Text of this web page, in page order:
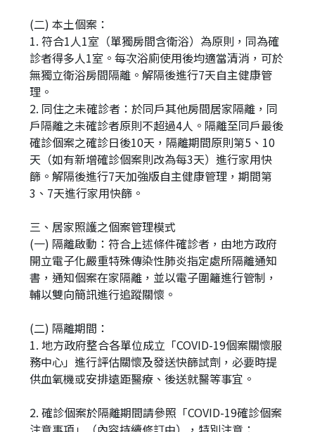
(二) 本土個案：
1. 符合1人1室（單獨房間含衛浴）為原則，同為確
診者得多人1室。每次浴廁使用後均適當清消，可於
無獨立衛浴房間隔離。解隔後進行7天自主健康管
理。
2. 同住之未確診者：於同戶其他房間居家隔離，同
戶隔離之未確診者原則不超過4人。隔離至同戶最後
確診個案之確診日後10天，隔離期間原則第5、10
天（如有新增確診個案則改為每3天）進行家用快
篩。解隔後進行7天加強版自主健康管理，期間第
3、7天進行家用快篩。
三、居家照護之個案管理模式
(一) 隔離啟動：符合上述條件確診者，由地方政府
開立電子化嚴重特殊傳染性肺炎指定處所隔離通知
書，通知個案在家隔離，並以電子圍籬進行管制，
輔以雙向簡訊進行追蹤關懷。
(二) 隔離期間：
1. 地方政府整合各單位成立「COVID-19個案關懷服
務中心」進行評估關懷及發送快篩試劑，必要時提
供血氧機或安排遠距醫療、後送就醫等事宜。
2. 確診個案於隔離期間請參照「COVID-19確診個案